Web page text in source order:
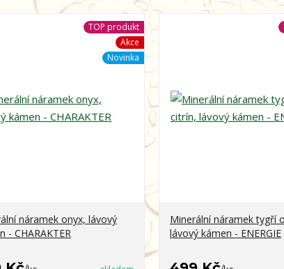
TOP produkt
Akce
Novinka
náramek onyx, lávový
- CHARAKTER
Minerální náramek tygří
lávový kámen - ENERGIE